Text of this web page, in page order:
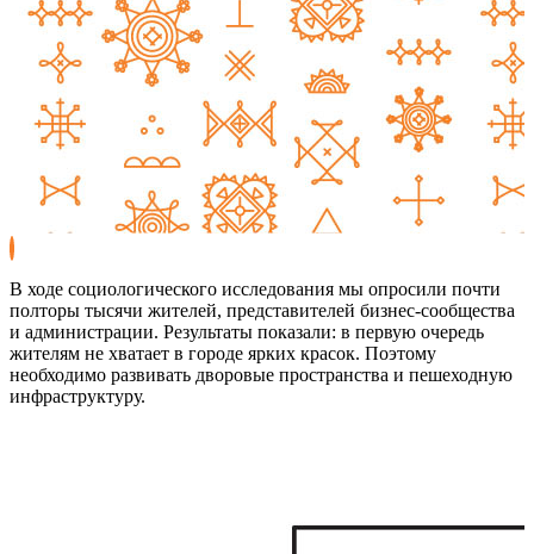
В ходе социологического исследования мы опросили почти
полторы тысячи жителей, представителей бизнес-сообщества
и администрации. Результаты показали: в первую очередь
жителям не хватает в городе ярких красок. Поэтому
необходимо развивать дворовые пространства и пешеходную
инфраструктуру.